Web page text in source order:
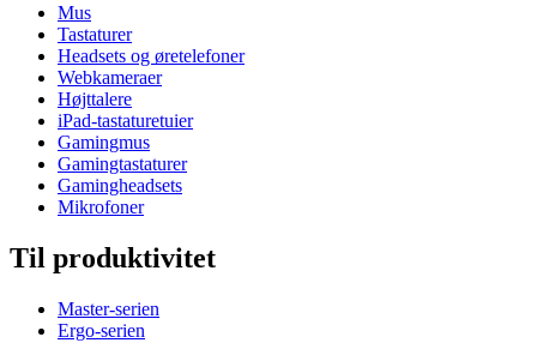
Mus
Tastaturer
Headsets og øretelefoner
Webkameraer
Højttalere
iPad-tastaturetuier
Gamingmus
Gamingtastaturer
Gamingheadsets
Mikrofoner
Til produktivitet
Master-serien
Ergo-serien